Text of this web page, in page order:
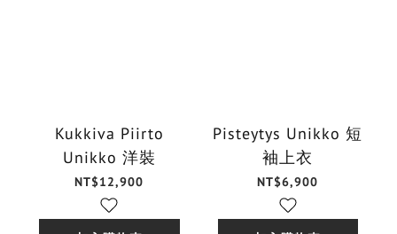
Kukkiva Piirto
Unikko 洋裝
NT$12,900
Pisteytys Unikko 短
袖上衣
NT$6,900